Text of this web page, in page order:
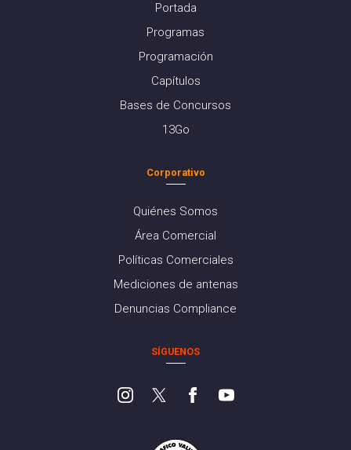
Portada
Programas
Programación
Capítulos
Bases de Concursos
13Go
Corporativo
Quiénes Somos
Área Comercial
Políticas Comerciales
Mediciones de antenas
Denuncias Compliance
SÍGUENOS